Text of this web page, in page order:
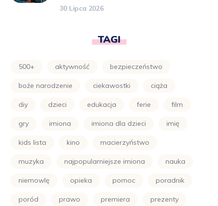
30 Lipca 2026
TAGI
500+ aktywność bezpieczeństwo
boże narodzenie ciekawostki ciąża
diy dzieci edukacja ferie film
gry imiona imiona dla dzieci imię
kids lista kino macierzyństwo
muzyka najpopularniejsze imiona nauka
niemowlę opieka pomoc poradnik
poród prawo premiera prezenty